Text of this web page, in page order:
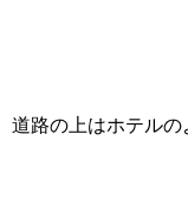
道路の上はホテルの